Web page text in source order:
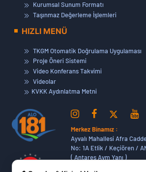
Kurumsal Sunum Formatı
Taşınmaz Değerleme İşlemleri
HIZLI MENÜ
TKGM Otomatik Doğrulama Uygulaması
Proje Öneri Sistemi
Video Konferans Takvimi
Videolar
KVKK Aydınlatma Metni
Merkez Binamız :
Ayvalı Mahallesi Afra
No: 1A Etlik / Keçiören /
( Antares Avm Yanı )